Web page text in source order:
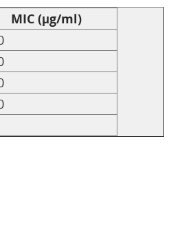
MIC (μg/ml)